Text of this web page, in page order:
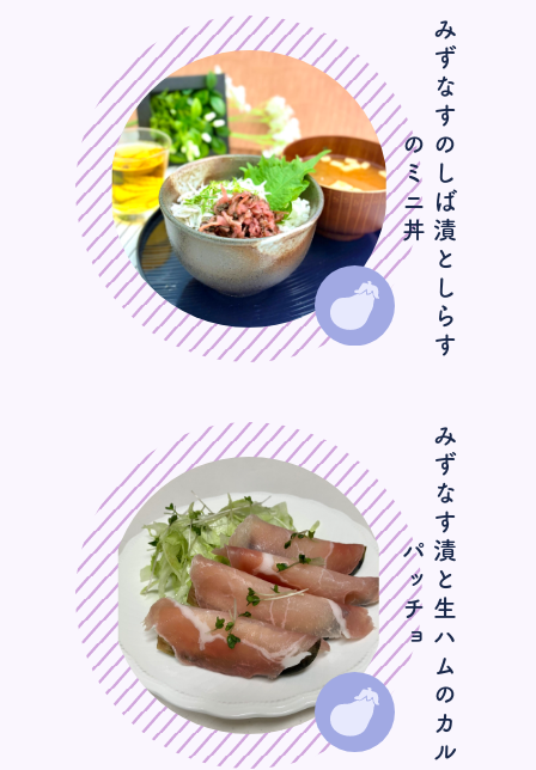
み
ず
な
す
のし
ば
漬
と
し
ら
す
のミ
ニ
丼
み
ず
な
す
漬と
生
ハ
ム
の
カ
ル
パッ
チ
ョ